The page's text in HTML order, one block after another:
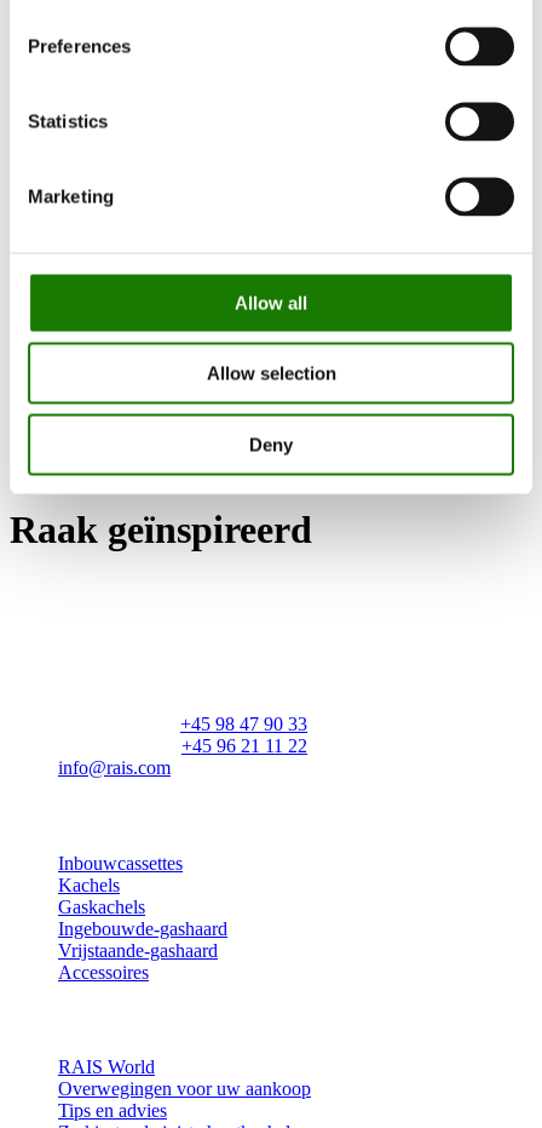
Preferences
Statistics
Marketing
Allow all
Allow selection
Deny
RAIS World
Zo kiest u de juiste houtkachel
Contact
Over ons
Persfoto
Vind verdeler
Raak geïnspireerd
+45 98 47 90 33
+45 96 21 11 22
info@rais.com
Inbouwcassettes
Kachels
Gaskachels
Ingebouwde-gashaard
Vrijstaande-gashaard
Accessoires
RAIS World
Overwegingen voor uw aankoop
Tips en advies